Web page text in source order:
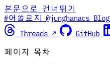
본문으로 건너뛰기
#어쏠로지 @junghanacs Blog
Threads ↗
GitHub
페이지 목차